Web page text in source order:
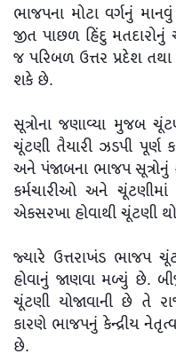
ભાજપના મોટા વર્ગનું
જીત પાછળ હિંદુ
જ પરિબળ ઉત્તર પ્રદેશ તથા
શકે છે.
સૂત્રોના જણાવ્યા મુજબ
ચૂંટણી તૈયારી ઝડપી પૂર્ણ
અને પંજાબના ભાજપ
કર્મચારીઓ અને ચૂંટણીમાં
એકસરખા હોવાથી ચૂંટણી
જ્યારે ઉત્તરાખંડ ભાજપ
હોવાનું જાણવા મળ્યું છે.
ચૂંટણી યોજાવાની છે તે
કારણે ભાજપનું કેન્દ્રીય
છે.